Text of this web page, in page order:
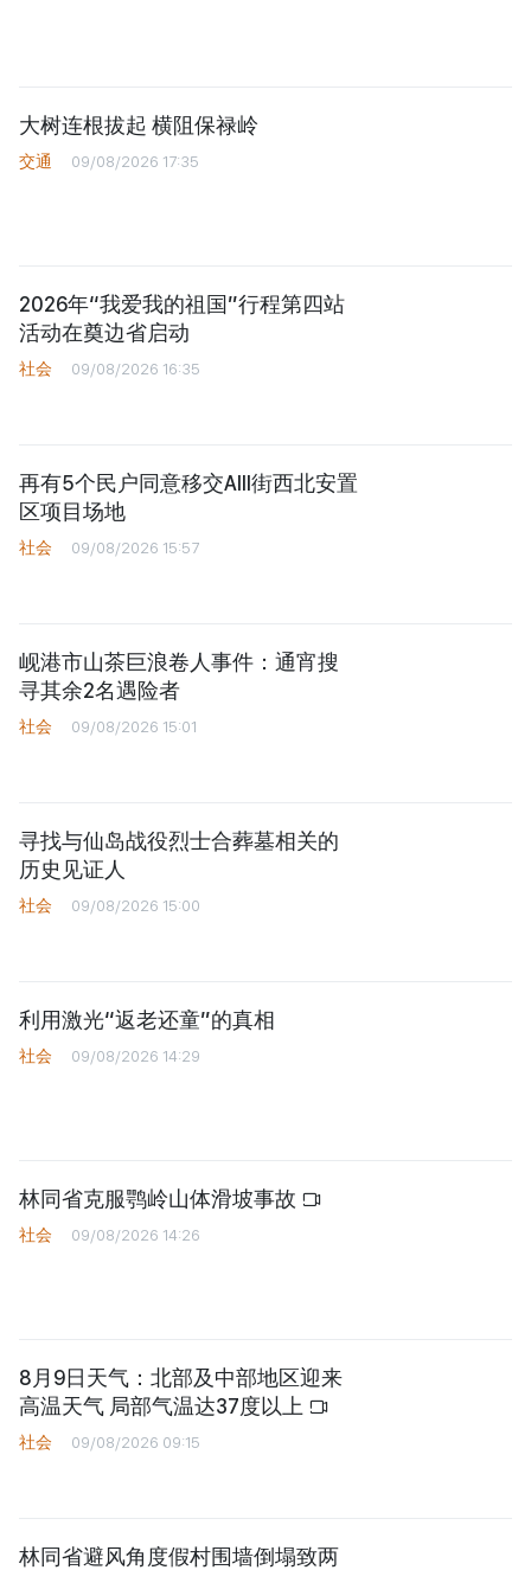
大树连根拔起 横阻保禄岭
交通 09/08/2026 17:35
2026年“我爱我的祖国”行程第四站
活动在奠边省启动
社会 09/08/2026 16:35
再有5个民户同意移交AIII街西北安置
区项目场地
社会 09/08/2026 15:57
岘港市山茶巨浪卷人事件：通宵搜
寻其余2名遇险者
社会 09/08/2026 15:01
寻找与仙岛战役烈士合葬墓相关的
历史见证人
社会 09/08/2026 15:00
利用激光“返老还童”的真相
社会 09/08/2026 14:29
林同省克服鹗岭山体滑坡事故
社会 09/08/2026 14:26
8月9日天气：北部及中部地区迎来
高温天气 局部气温达37度以上
社会 09/08/2026 09:15
林同省避风角度假村围墙倒塌致两